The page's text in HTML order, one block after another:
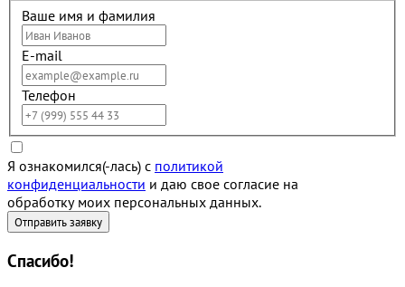
Ваше имя и фамилия
E-mail
Телефон
Я ознакомился(-лась) с политикой
конфиденциальности и даю свое согласие на
обработку моих персональных данных.
Спасибо!